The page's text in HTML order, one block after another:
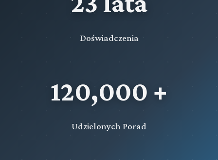
Doświadczenia
120,000 +
Udzielonych Porad